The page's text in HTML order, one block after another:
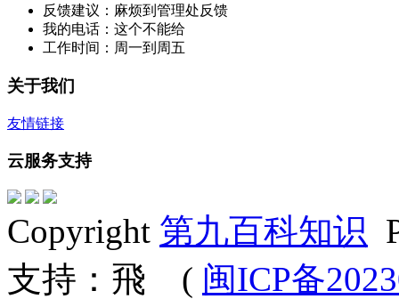
反馈建议：麻烦到管理处反馈
我的电话：这个不能给
工作时间：周一到周五
关于我们
友情链接
云服务支持
Copyright 第九百科知识
支持：飛
( 闽ICP备